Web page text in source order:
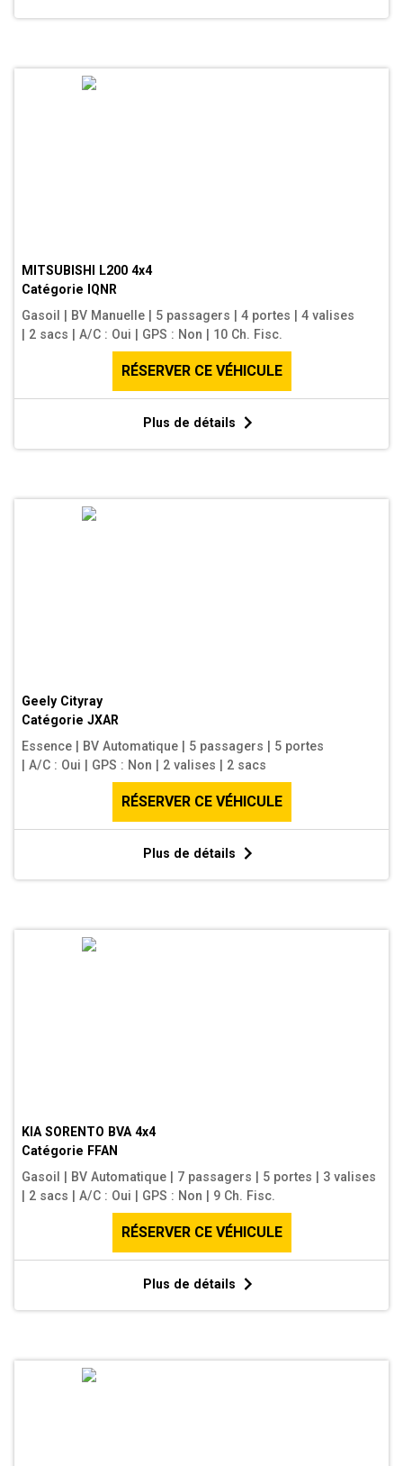
MITSUBISHI L200 4x4
Catégorie
IQNR
Gasoil
BV Manuelle 5 passagers 4 portes
4 valises
2 sacs A/C : Oui GPS : Non 10 Ch. Fisc.
RÉSERVER CE VÉHICULE
Plus de détails
Geely Cityray
Catégorie JXAR
Essence
BV Automatique 5 passagers
5 portes
A/C : Oui GPS : Non 2 valises 2 sacs
RÉSERVER CE VÉHICULE
Plus de détails
KIA SORENTO BVA 4x4
Catégorie FFAN
Gasoil
BV Automatique 7 passagers 5 portes
3 valises
2 sacs A/C : Oui GPS : Non 9 Ch. Fisc.
RÉSERVER CE VÉHICULE
Plus de détails